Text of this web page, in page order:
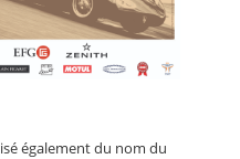
également du nom du